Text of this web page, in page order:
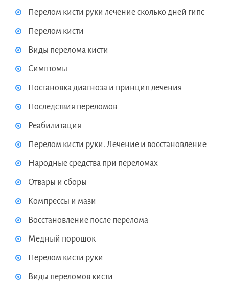
Перелом кисти руки лечение сколько дней гипс
Перелом кисти
Виды перелома кисти
Симптомы
Постановка диагноза и принцип лечения
Последствия переломов
Реабилитация
Перелом кисти руки. Лечение и восстановление
Народные средства при переломах
Отвары и сборы
Компрессы и мази
Восстановление после перелома
Медный порошок
Перелом кисти руки
Виды переломов кисти